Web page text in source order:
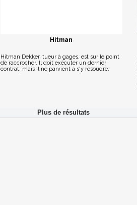
Hitman
Hitman Dekker, tueur à gages, est sur le point
de raccrocher. Il doit exécuter un dernier
contrat, mais il ne parvient à s'y résoudre.